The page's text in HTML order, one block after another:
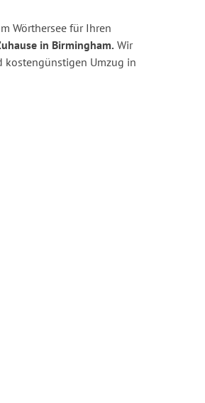
Wörthersee für Ihren
in Birmingham. Wir
kostengünstigen Umzug in